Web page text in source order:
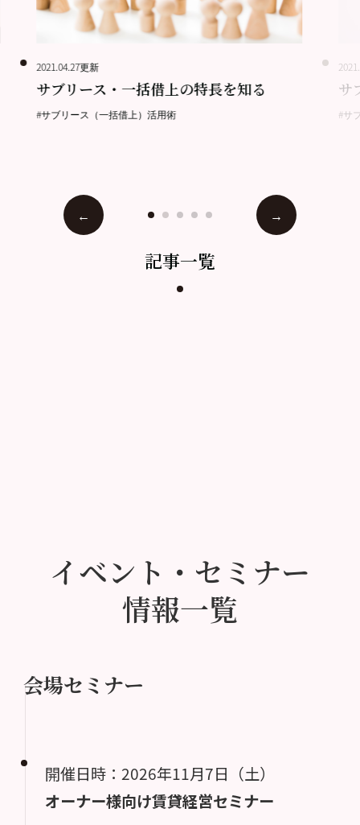
2021.04.27更新
サブリース・一括借上の特長を知る
#サブリース（一括借上）活用術
サ
#サ
記事一覧
イベント・セミナー
情報一覧
会場セミナー
開催日時：2026年11月7日（土）
オーナー様向け賃貸経営セミナー